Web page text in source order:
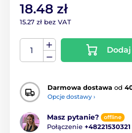
18.48 zł
15.27 zł bez VAT
Darmowa dostawa od
Opcje dostawy ›
Masz pytanie? offline
Połączenie +48221530321